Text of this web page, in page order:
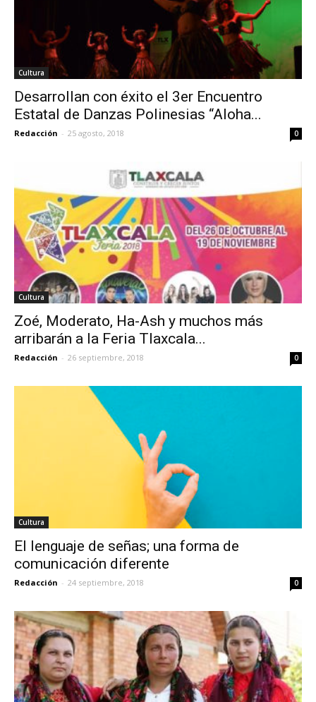
Cultura
Desarrollan con éxito el 3er Encuentro
Estatal de Danzas Polinesias “Aloha...
Redacción - 25 agosto, 2018 0
Cultura
Zoé, Moderato, Ha-Ash y muchos más
arribarán a la Feria Tlaxcala...
Redacción - 26 septiembre, 2018 0
Cultura
El lenguaje de señas; una forma de
comunicación diferente
Redacción - 24 septiembre, 2018 0